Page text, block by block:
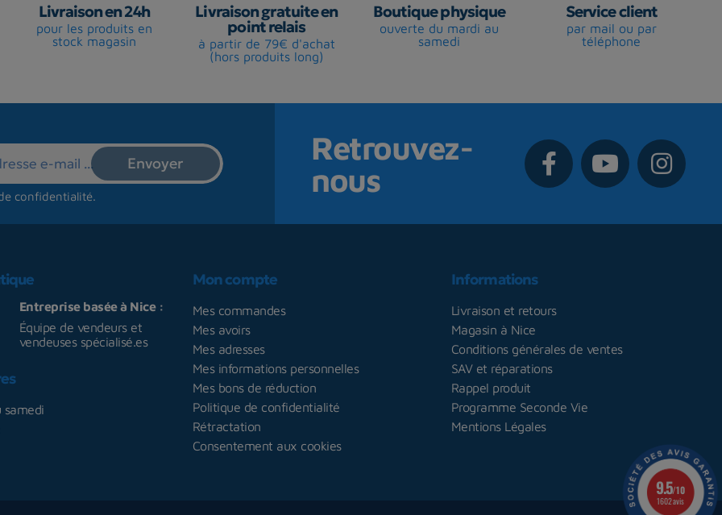
Livraison en 24h
pour les produits en
stock magasin
Livraison gratuite en
point relais
à partir de 79€ d'achat
(hors produits long)
Boutique physique
ouverte du mardi au
samedi
Service client
par mail ou par
téléphone
confidentialité.
Retrouvez-
nous
Entreprise basée à Nice :
Équipe de vendeurs et
vendeuses spécialisé.es
samedi
Mon compte
Mes commandes
Mes avoirs
Mes adresses
Mes informations personnelles
Mes bons de réduction
Politique de confidentialité
Rétractation
Consentement aux cookies
Informations
Livraison et retours
Magasin à Nice
Conditions générales de ventes
SAV et réparations
Rappel produit
Programme Seconde Vie
Mentions Légales
9.5/10
1602 avis